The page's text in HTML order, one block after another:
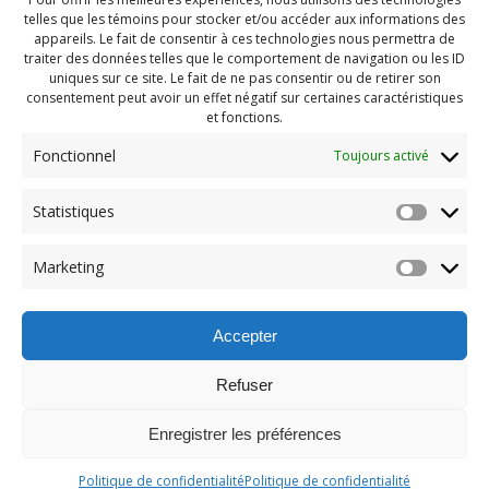
telles que les témoins pour stocker et/ou accéder aux informations des
appareils. Le fait de consentir à ces technologies nous permettra de
traiter des données telles que le comportement de navigation ou les ID
uniques sur ce site. Le fait de ne pas consentir ou de retirer son
consentement peut avoir un effet négatif sur certaines caractéristiques
et fonctions.
Fonctionnel Toujours activé
Statistiques
Marketing
Accepter
Refuser
Enregistrer les préférences
Politique de confidentialitéPolitique de confidentialité
Navigation
de
l'article
Previous
PDG aout 2023 (1)
© 2026 Maison des Jeunes de Boucherville.